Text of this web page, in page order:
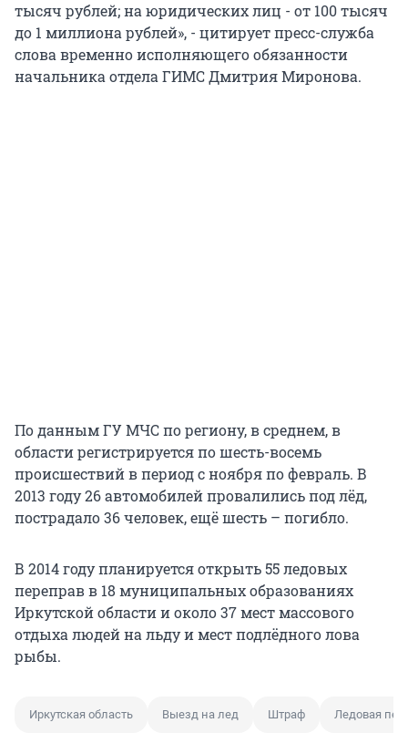
тысяч рублей; на юридических лиц - от 100 тысяч
до 1 миллиона рублей», - цитирует пресс-служба
слова временно исполняющего обязанности
начальника отдела ГИМС Дмитрия Миронова.
По данным ГУ МЧС по региону, в среднем, в
области регистрируется по шесть-восемь
происшествий в период с ноября по февраль. В
2013 году 26 автомобилей провалились под лёд,
пострадало 36 человек, ещё шесть – погибло.
В 2014 году планируется открыть 55 ледовых
переправ в 18 муниципальных образованиях
Иркутской области и около 37 мест массового
отдыха людей на льду и мест подлёдного лова
рыбы.
Иркутская область Выезд на лед Штраф Ледовая